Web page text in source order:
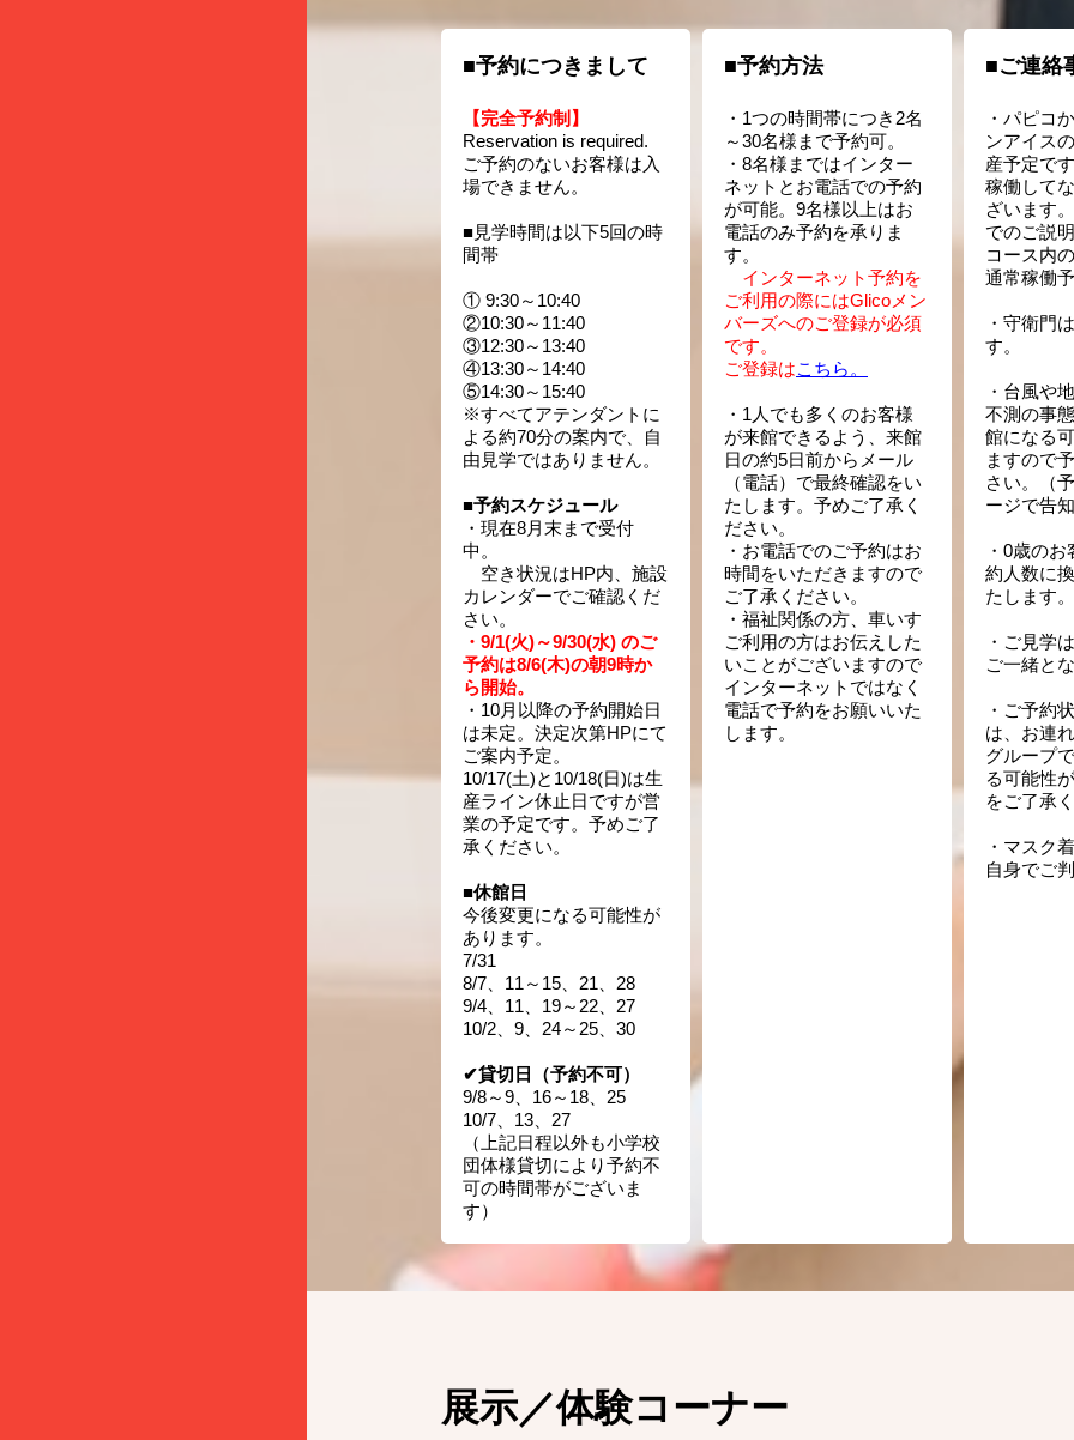
■予約につきまして
【完全予約制】
Reservation is required.
ご予約のないお客様は入
場できません。
■見学時間は以下5回の時
間帯
① 9:30～10:40
②10:30～11:40
③12:30～13:40
④13:30～14:40
⑤14:30～15:40
※すべてアテンダントに
よる約70分の案内で、自
由見学ではありません。
■予約スケジュール
・現在8月末まで受付
中。
空き状況はHP内、施設
カレンダーでご確認くだ
さい。
・9/1(火)～9/30(水) のご
予約は8/6(木)の朝9時か
ら開始。
・10月以降の予約開始日
は未定。決定次第HPにて
ご案内予定。
10/17(土)と10/18(日)は生
産ライン休止日ですが営
業の予定です。予めご了
承ください。
■休館日
今後変更になる可能性が
あります。
7/31
8/7、11～15、21、28
9/4、11、19～22、27
10/2、9、24～25、30
✔貸切日（予約不可）
9/8～9、16～18、25
10/7、13、27
（上記日程以外も小学校
団体様貸切により予約不
可の時間帯がございま
す）
■予約方法
・1つの時間帯につき2名
～30名様まで予約可。
・8名様まではインター
ネットとお電話での予約
が可能。9名様以上はお
電話のみ予約を承りま
す。
インターネット予約を
ご利用の際にはGlicoメン
バーズへのご登録が必須
です。
ご登録はこちら。
・1人でも多くのお客様
が来館できるよう、来館
日の約5日前からメール
（電話）で最終確認をい
たします。予めご了承く
ださい。
・お電話でのご予約はお
時間をいただきますので
ご了承ください。
・福祉関係の方、車いす
ご利用の方はお伝えした
いことがございますので
インターネットではなく
電話で予約をお願いいた
します。
■ご連絡
・パピコ
ンアイス
産予定で
稼働して
ざいます
でのご説
コース内
通常稼働
・守衛門
す。
・台風や
不測の事
館になる
ますので
さい。（
ージで告
・0歳の
約人数に
たします。
・ご見学
ご一緒と
・ご予約
は、お連
グループ
る可能性
をご了承
・マスク
自身でご
展示／体験コーナー